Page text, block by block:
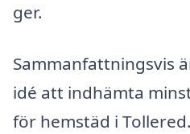
ger.
Sammanfattningsvis
idé att indhämta
för hemstäd i